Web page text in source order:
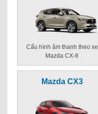
Cấu hình âm thanh theo xe
Mazda CX-8
Mazda CX3